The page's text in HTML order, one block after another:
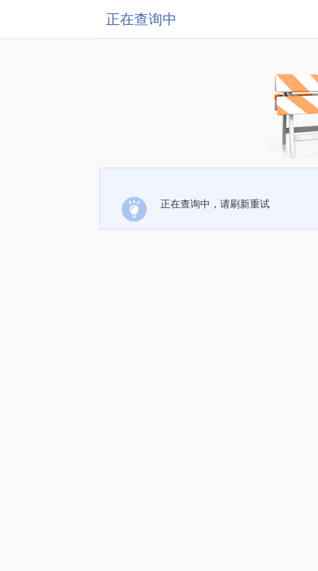
正在查询中
正在查询中，请刷新重试